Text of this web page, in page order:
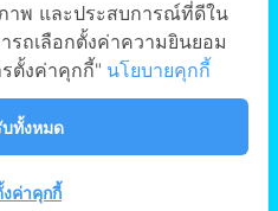
าพ และประสบการณ์ที่ดีใน
รถเลือกตั้งค่าความยินยอม
ตั้งค่าคุกกี้" นโยบายคุกกี้
บทั้งหมด
งค่าคุกกี้